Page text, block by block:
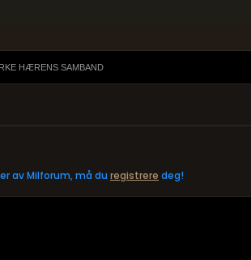
HÆRENS SAMBAND
av Milforum, må du registrere deg!